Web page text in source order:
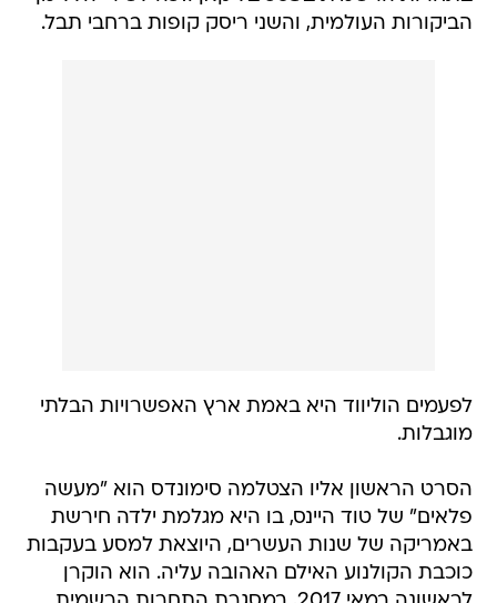
הביקורות העולמית, והשני ריסק קופות ברחבי תבל.
לפעמים הוליווד היא באמת ארץ האפשרויות הבלתי
מוגבלות.
הסרט הראשון אליו הצטלמה סימונדס הוא "מעשה
פלאים" של טוד היינס, בו היא מגלמת ילדה חירשת
באמריקה של שנות העשרים, היוצאת למסע בעקבות
כוכבת הקולנוע האילם האהובה עליה. הוא הוקרן